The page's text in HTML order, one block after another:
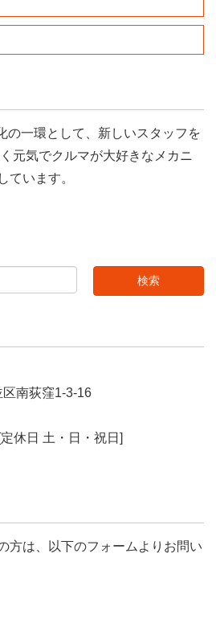
の一環として、新しいスタッフを
元気でクルマが大好きなメカニ
ています。
南荻窪1-3-16
休日 土・日・祝日]
方は、以下のフォームよりお問い